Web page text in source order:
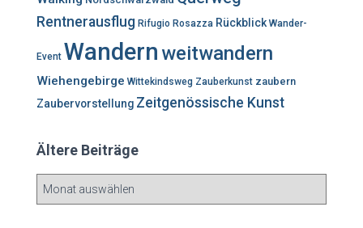
Rentnerausflug Rifugio Rosazza Rückblick Wander-
Event Wandern weitwandern
Wiehengebirge Wittekindsweg Zauberkunst zaubern
Zaubervorstellung Zeitgenössische Kunst
Ältere Beiträge